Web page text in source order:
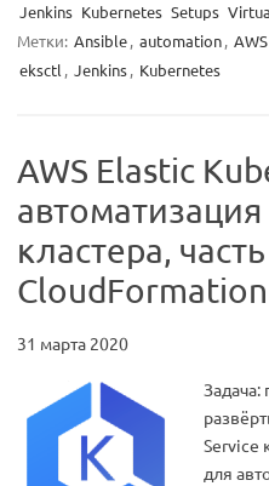
Jenkins Kubernetes Setups
Метки: Ansible, automation, AWS
eksctl , Jenkins, Kubernetes
AWS Elastic
кластера,
CloudFormation
31 марта 2020
Задача:
Service
для